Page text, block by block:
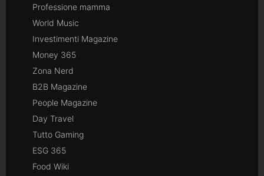
Professione mamma
World Music
Investimenti Magazine
Money 365
Zona Nerd
B2B Magazine
People Magazine
Day Travel
Tutto Gaming
ESG 365
Food Wiki